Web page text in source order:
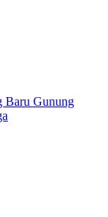
Baru Gunung